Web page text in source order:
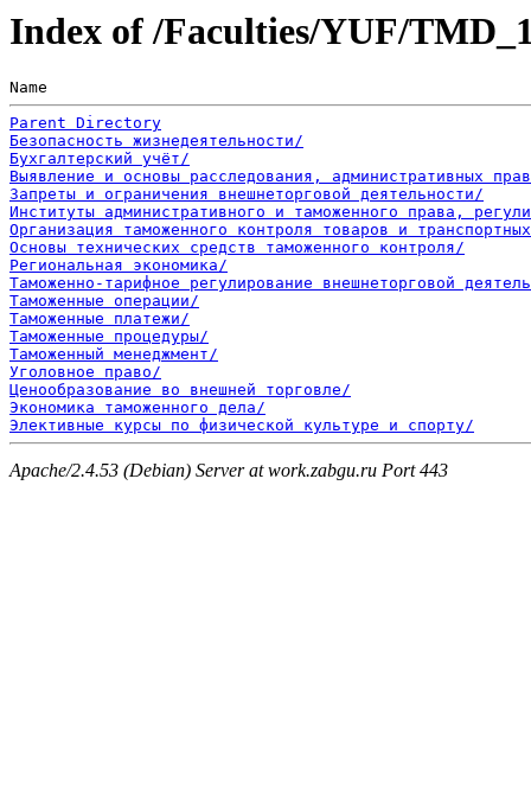
Index of /Faculties/YUF/
Name
Parent Directory
Безопасность жизнедеятельности/
Бухгалтерский учёт/
Выявление и основы расследования, административных
Запреты и ограничения внешнеторговой деятельности/
Институты административного и таможенного права,
Организация таможенного контроля товаров и
Основы технических средств таможенного контроля/
Региональная экономика/
Таможенно-тарифное регулирование внешнеторговой
Таможенные операции/
Таможенные платежи/
Таможенные процедуры/
Таможенный менеджмент/
Уголовное право/
Ценообразование во внешней торговле/
Экономика таможенного дела/
Элективные курсы по физической культуре и спорту/
Apache/2.4.53 (Debian) Server at work.zabgu.ru Port 443